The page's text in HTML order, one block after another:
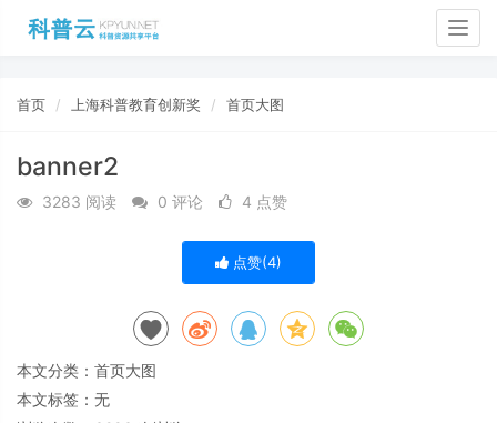
首页 上海科普教育创新奖 首页大图
banner2
3283 阅读 0 评论 4 点赞
点赞(4)
本文分类： 首页大图
本文标签：无